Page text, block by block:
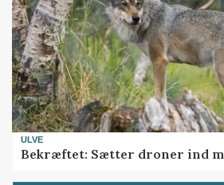
ULVE
Bekræftet: Sætter droner ind